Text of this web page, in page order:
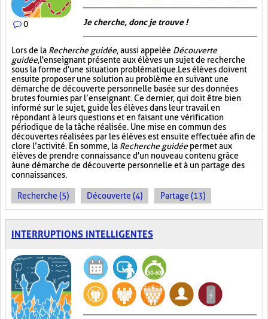
0 Je cherche, donc je trouve !
Lors de la Recherche guidée, aussi appelée Découverte
guidée, l'enseignant présente aux élèves un sujet de recherche
sous la forme d'une situation problématique. Les élèves doivent
ensuite proposer une solution au problème en suivant une
démarche de découverte personnelle basée sur des données
brutes fournies par l’enseignant. Ce dernier, qui doit être bien
informé sur le sujet, guide les élèves dans leur travail en
répondant à leurs questions et en faisant une vérification
périodique de la tâche réalisée. Une mise en commun des
découvertes réalisées par les élèves est ensuite effectuée afin de
clore l’activité. En somme, la Recherche guidéepermet aux
élèves de prendre connaissance d'un nouveau contenu grâce
à une démarche de découverte personnelle et à un partage des
connaissances.
Recherche (5) Découverte (4) Partage (13)
INTERRUPTIONS INTELLIGENTES